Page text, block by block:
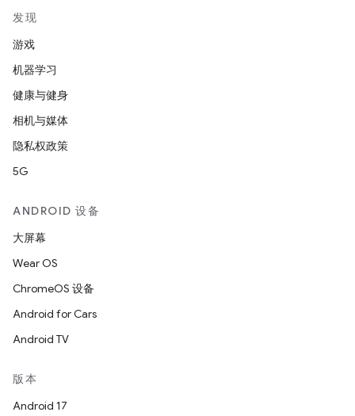
发现
游戏
机器学习
健康与健身
相机与媒体
隐私权政策
5G
ANDROID 设备
大屏幕
Wear OS
ChromeOS 设备
Android for Cars
Android TV
版本
Android 17